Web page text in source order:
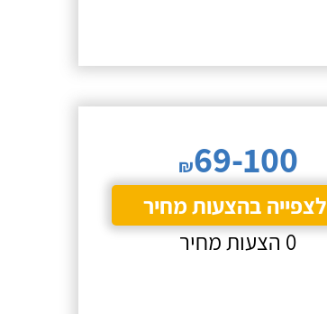
₪69-100
לצפייה בהצעות מחיר
0 הצעות מחיר